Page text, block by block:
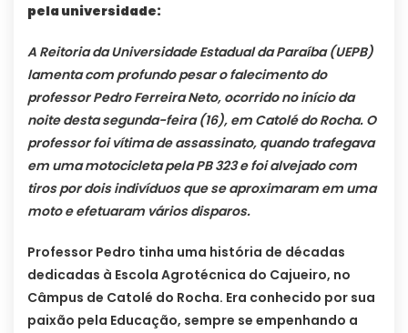
pela universidade:
A Reitoria da Universidade Estadual da Paraíba (UEPB)
lamenta com profundo pesar o falecimento do
professor Pedro Ferreira Neto, ocorrido no início da
noite desta segunda-feira (16), em Catolé do Rocha. O
professor foi vítima de assassinato, quando trafegava
em uma motocicleta pela PB 323 e foi alvejado com
tiros por dois indivíduos que se aproximaram em uma
moto e efetuaram vários disparos.
Professor Pedro tinha uma história de décadas
dedicadas à Escola Agrotécnica do Cajueiro, no
Câmpus de Catolé do Rocha. Era conhecido por sua
paixão pela Educação, sempre se empenhando a